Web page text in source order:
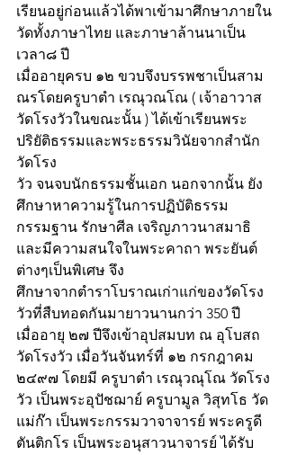
เรียนอยู่ก่อนแล้วได้พาเข้ามาศึกษาภายใน
วัดทั้งภาษาไทย และภาษาล้านนาเป็น
เวลา๘ ปี
เมื่ออายุครบ ๑๒ ขวบจึงบรรพชาเป็นสาม
ณรโดยครูบาตำ เรณุวณโณ ( เจ้าอาวาส
วัดโรงวัวในขณะนั้น ) ได้เข้าเรียนพระ
ปริยัติธรรมและพระธรรมวินัยจากสำนัก
วัดโรง
วัว จนจบนักธรรมชั้นเอก นอกจากนั้น ยัง
ศึกษาหาความรู้ในการปฏิบัติธรรม
กรรมฐาน รักษาศีล เจริญภาวนาสมาธิ
และมีความสนใจในพระคาถา พระยันต์
ต่างๆเป็นพิเศษ จึง
ศึกษาจากตำราโบราณเก่าแก่ของวัดโรง
วัวที่สืบทอดกันมายาวนานกว่า 350 ปี
เมื่ออายุ ๒๗ ปีจึงเข้าอุปสมบท ณ อุโบสถ
วัดโรงวัว เมื่อวันจันทร์ที่ ๑๒ กรกฎาคม
๒๔๙๗ โดยมี ครูบาตำ เรณุวณุโณ วัดโรง
วัว เป็นพระอุปัชฌาย์ ครูบามูล วิสุทโธ วัด
แม่ก๊า เป็นพระกรรมวาจาจารย์ พระครูดี
ตันติกโร เป็นพระอนุสาวนาจารย์ ได้รับ